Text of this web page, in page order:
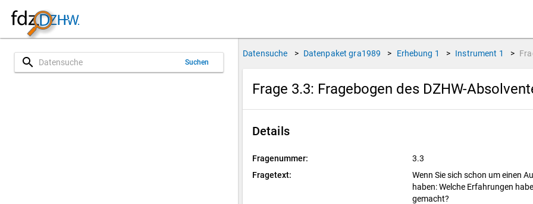
search Suchen
Datensuche > Datenpaket gra1989 > Erhebung 1 > Instrument 1 >
Frage 3.3: Fragebogen des DZHW-
Details
Fragenummer:
3.3
Fragetext:
Wenn Sie sich schon um einen
haben: Welche Erfahrungen
gemacht?